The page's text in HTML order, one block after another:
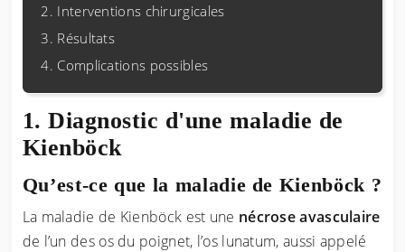
Interventions chirurgicales
Résultats
Complications possibles
Diagnostic d'une maladie de
Kienböck
Qu’est-ce que la maladie de Kienböck ?
La maladie de Kienböck est une nécrose avasculaire
de l’un des os du poignet, l’os lunatum, aussi appelé